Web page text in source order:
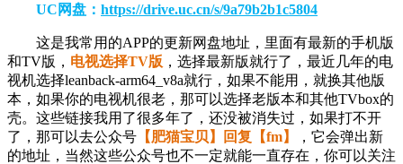
UC网盘： https://drive.uc.cn/s/9a79b2b1c5804
这是我常用的APP的更新网盘地址，里面有最新的手机版
和TV版， 电视选择TV版 ，选择最新版就行了，最近几年的电
视机选择leanback-arm64_v8a就行，如果不能用，就换其他版
本，如果你的电视机很老，那可以选择老版本和其他TVbox的
壳。这些链接我用了很多年了，还没被消失过，如果打不开
了，那可以去公众号 【肥猫宝贝】回复【fm】
，它会弹出新
的地址，当然这些公众号也不一定就能一直存在，你可以关注